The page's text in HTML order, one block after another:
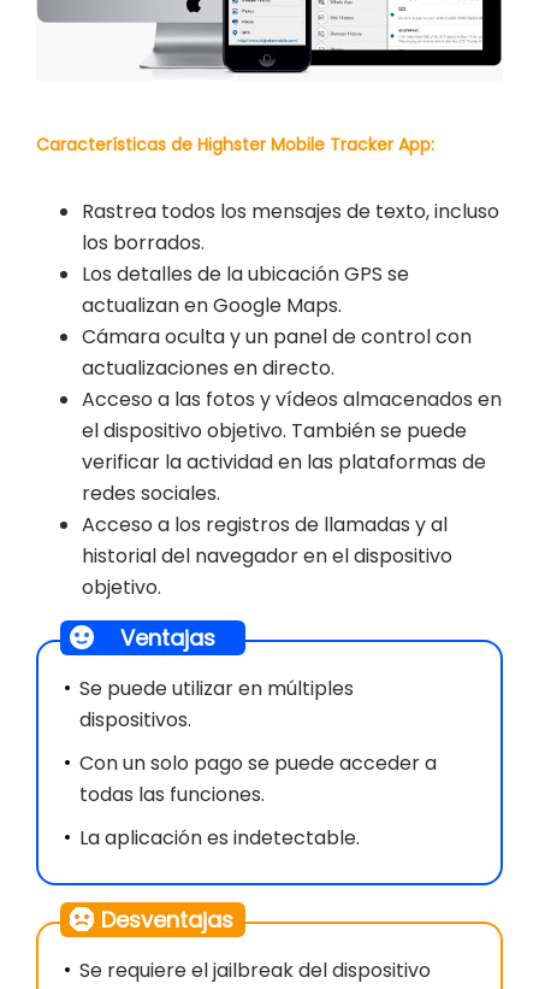
Características de Highster Mobile Tracker App:
Rastrea todos los mensajes de texto, incluso
los borrados.
Los detalles de la ubicación GPS se
actualizan en Google Maps.
Cámara oculta y un panel de control con
actualizaciones en directo.
Acceso a las fotos y vídeos almacenados en
el dispositivo objetivo. También se puede
verificar la actividad en las plataformas de
redes sociales.
Acceso a los registros de llamadas y al
historial del navegador en el dispositivo
objetivo.
Ventajas
Se puede utilizar en múltiples
dispositivos.
Con un solo pago se puede acceder a
todas las funciones.
La aplicación es indetectable.
Desventajas
Se requiere el jailbreak del dispositivo